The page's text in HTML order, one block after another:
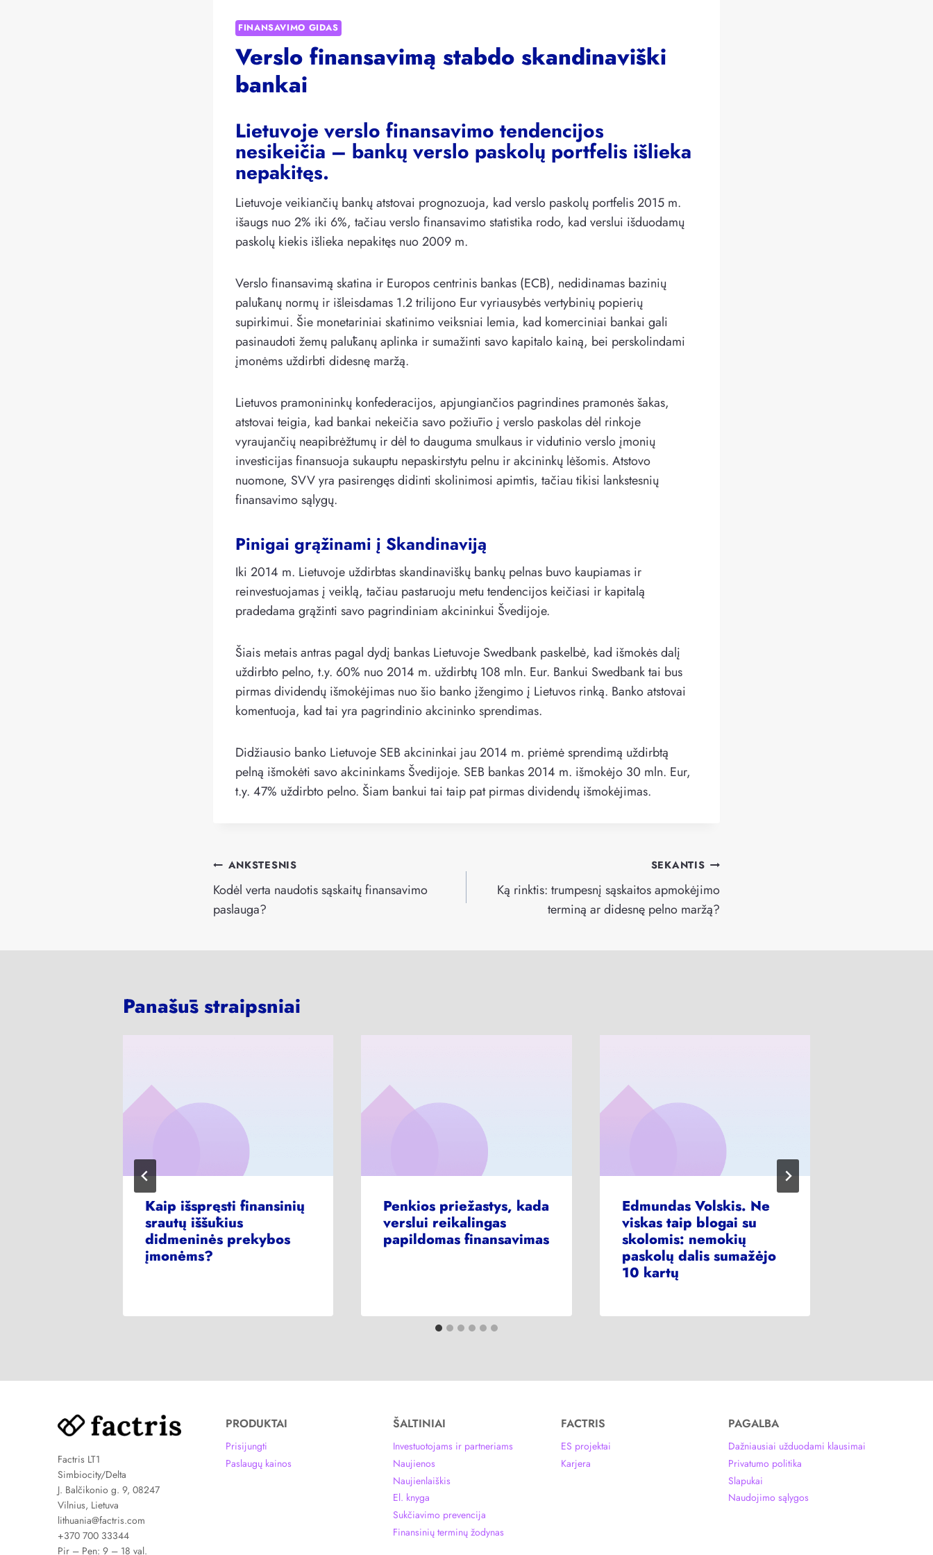
FINANSAVIMO GIDAS
Verslo finansavimą stabdo skandinaviški
bankai
Lietuvoje verslo finansavimo tendencijos
nesikeičia – bankų verslo paskolų portfelis išlieka
nepakitęs.
Lietuvoje veikiančių bankų atstovai prognozuoja, kad verslo paskolų portfelis 2015 m.
išaugs nuo 2% iki 6%, tačiau verslo finansavimo statistika rodo, kad verslui išduodamų
paskolų kiekis išlieka nepakitęs nuo 2009 m.
Verslo finansavimą skatina ir Europos centrinis bankas (ECB), nedidinamas bazinių
palūkanų normų ir išleisdamas 1.2 trilijono Eur vyriausybės vertybinių popierių
supirkimui. Šie monetariniai skatinimo veiksniai lemia, kad komerciniai bankai gali
pasinaudoti žemų palūkanų aplinka ir sumažinti savo kapitalo kainą, bei perskolindami
įmonėms uždirbti didesnę maržą.
Lietuvos pramonininkų konfederacijos, apjungiančios pagrindines pramonės šakas,
atstovai teigia, kad bankai nekeičia savo požiūrio į verslo paskolas dėl rinkoje
vyraujančių neapibrėžtumų ir dėl to dauguma smulkaus ir vidutinio verslo įmonių
investicijas finansuoja sukauptu nepaskirstytu pelnu ir akcininkų lėšomis. Atstovo
nuomone, SVV yra pasirengęs didinti skolinimosi apimtis, tačiau tikisi lankstesnių
finansavimo sąlygų.
Pinigai grąžinami į Skandinaviją
Iki 2014 m. Lietuvoje uždirbtas skandinaviškų bankų pelnas buvo kaupiamas ir
reinvestuojamas į veiklą, tačiau pastaruoju metu tendencijos keičiasi ir kapitalą
pradedama grąžinti savo pagrindiniam akcininkui Švedijoje.
Šiais metais antras pagal dydį bankas Lietuvoje Swedbank paskelbė, kad išmokės dalį
uždirbto pelno, t.y. 60% nuo 2014 m. uždirbtų 108 mln. Eur. Bankui Swedbank tai bus
pirmas dividendų išmokėjimas nuo šio banko įžengimo į Lietuvos rinką. Banko atstovai
komentuoja, kad tai yra pagrindinio akcininko sprendimas.
Didžiausio banko Lietuvoje SEB akcininkai jau 2014 m. priėmė sprendimą uždirbtą
pelną išmokėti savo akcininkams Švedijoje. SEB bankas 2014 m. išmokėjo 30 mln. Eur,
t.y. 47% uždirbto pelno. Šiam bankui tai taip pat pirmas dividendų išmokėjimas.
Navigacija
tarp
įrašų
ANKSTESNIS
Kodėl verta naudotis sąskaitų finansavimo
paslauga?
SEKANTIS
Ką rinktis: trumpesnį sąskaitos apmokėjimo
terminą ar didesnę pelno maržą?
Panašūs straipsniai
Kaip išspręsti finansinių
srautų iššūkius
didmeninės prekybos
įmonėms?
Penkios priežastys, kada
verslui reikalingas
papildomas finansavimas
Edmundas Volskis. Ne
viskas taip blogai su
skolomis: nemokių
paskolų dalis sumažėjo
10 kartų
Factris LT1
Simbiocity/Delta
J. Balčikonio g. 9, 08247
Vilnius, Lietuva
lithuania@factris.com
+370 700 33344
Pir – Pen: 9 – 18 val.
PRODUKTAI
Prisijungti
Paslaugų kainos
ŠALTINIAI
Investuotojams ir partneriams
Naujienos
Naujienlaiškis
El. knyga
Sukčiavimo prevencija
Finansinių terminų žodynas
FACTRIS
ES projektai
Karjera
PAGALBA
Dažniausiai užduodami klausimai
Privatumo politika
Slapukai
Naudojimo sąlygos